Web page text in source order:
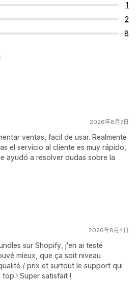
1
2
8
2026年8月7日
ventas, facil de usar. Realmente
el servicio al cliente es muy rápido,
ayudó a resolver dudas sobre la
2026年8月4日
sur Shopify, j'en ai testé
mieux, que ça soit niveau
/ prix et surtout le support qui
! Super satisfait !